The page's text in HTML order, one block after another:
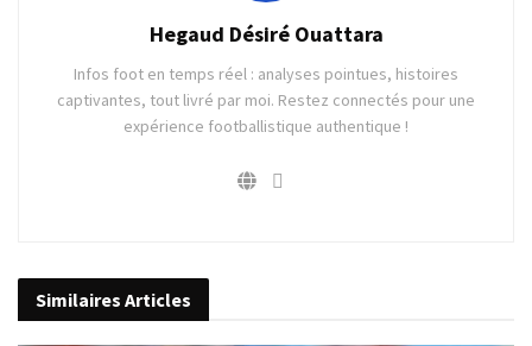
Hegaud Désiré Ouattara
Infos foot en temps réel : analyses pointues, histoires
captivantes, tout livré par moi. Restez connectés pour une
expérience footballistique authentique !
Similaires Articles